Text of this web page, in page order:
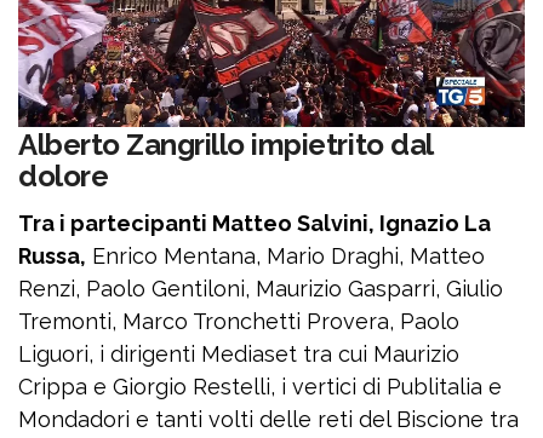
Alberto Zangrillo impietrito dal
dolore
Tra i partecipanti Matteo Salvini, Ignazio La
Russa, Enrico Mentana, Mario Draghi, Matteo
Renzi, Paolo Gentiloni, Maurizio Gasparri, Giulio
Tremonti, Marco Tronchetti Provera, Paolo
Liguori, i dirigenti Mediaset tra cui Maurizio
Crippa e Giorgio Restelli, i vertici di Publitalia e
Mondadori e tanti volti delle reti del Biscione tra